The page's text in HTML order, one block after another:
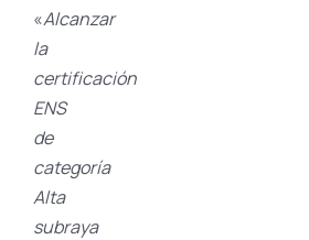
«Alcanzar
la
certificación
ENS
de
categoría
Alta
subraya